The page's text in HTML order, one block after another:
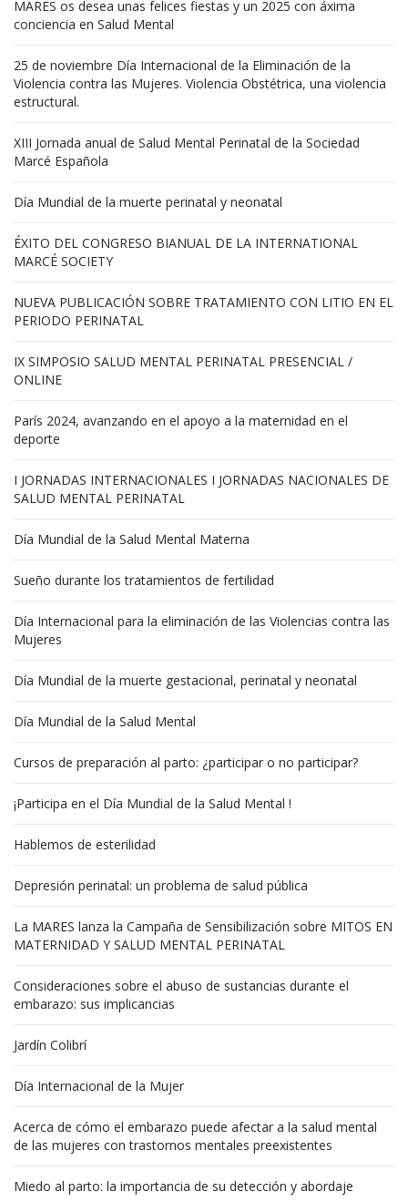
MARES os desea unas felices fiestas y un 2025 con áxima
conciencia en Salud Mental
25 de noviembre Día Internacional de la Eliminación de la
Violencia contra las Mujeres. Violencia Obstétrica, una violencia
estructural.
XIII Jornada anual de Salud Mental Perinatal de la Sociedad
Marcé Española
Día Mundial de la muerte perinatal y neonatal
ÉXITO DEL CONGRESO BIANUAL DE LA INTERNATIONAL
MARCÉ SOCIETY
NUEVA PUBLICACIÓN SOBRE TRATAMIENTO CON LITIO EN EL
PERIODO PERINATAL
IX SIMPOSIO SALUD MENTAL PERINATAL PRESENCIAL /
ONLINE
París 2024, avanzando en el apoyo a la maternidad en el
deporte
I JORNADAS INTERNACIONALES I JORNADAS NACIONALES DE
SALUD MENTAL PERINATAL
Día Mundial de la Salud Mental Materna
Sueño durante los tratamientos de fertilidad
Día Internacional para la eliminación de las Violencias contra las
Mujeres
Día Mundial de la muerte gestacional, perinatal y neonatal
Día Mundial de la Salud Mental
Cursos de preparación al parto: ¿participar o no participar?
¡Participa en el Día Mundial de la Salud Mental !
Hablemos de esterilidad
Depresión perinatal: un problema de salud pública
La MARES lanza la Campaña de Sensibilización sobre MITOS EN
MATERNIDAD Y SALUD MENTAL PERINATAL
Consideraciones sobre el abuso de sustancias durante el
embarazo: sus implicancias
Jardín Colibrí
Día Internacional de la Mujer
Acerca de cómo el embarazo puede afectar a la salud mental
de las mujeres con trastornos mentales preexistentes
Miedo al parto: la importancia de su detección y abordaje